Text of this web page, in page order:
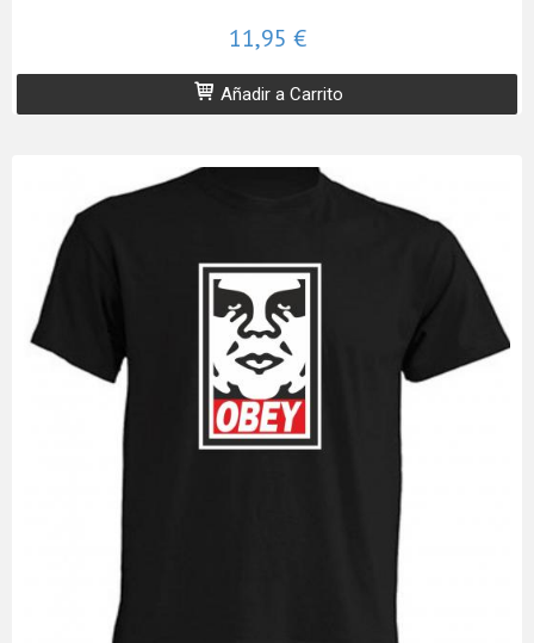
11,95 €
Añadir a Carrito